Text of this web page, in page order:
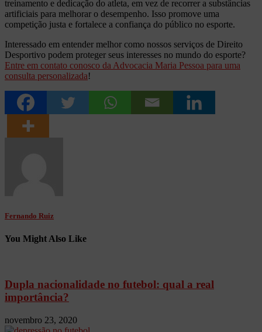
treinamento e dedicação do atleta, em vez de recorrer a substâncias
artificiais para melhorar o desempenho. Isso promove uma
competição justa e fortalece a confiança do público no esporte.
Interessado em entender melhor como nossos serviços de Direito
Desportivo podem proteger seus interesses no mundo do esporte?
Entre em contato conosco da Advocacia Maria Pessoa para uma
consulta personalizada!
Fernando Ruiz
You Might Also Like
Dupla nacionalidade no futebol: qual a real
importância?
novembro 23, 2020